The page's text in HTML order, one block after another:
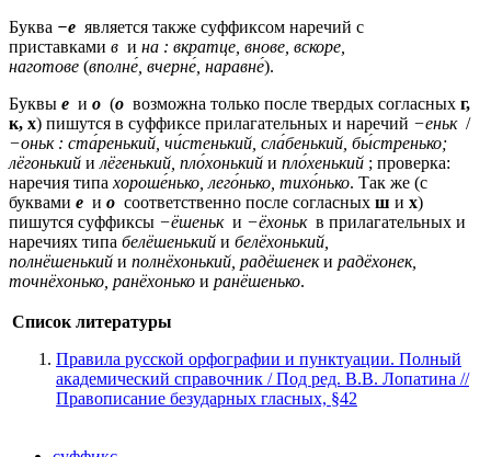
Буква −е является также суффиксом наречий с
приставками в и на : вкратце, внове, вскоре,
наготове (вполне́, вчерне́, наравне́).
Буквы е и о (о возможна только после твердых согласных г,
к, х) пишутся в суффиксе прилагательных и наречий −еньк /
−оньк : ста́ренький, чи́стенький, сла́бенький, бы́стренько;
лёгонький и лёгенький, пло́хонький и пло́хенький ; проверка:
наречия типа хороше́нько, лего́нько, тихо́нько. Так же (с
буквами е и о соответственно после согласных ш и х)
пишутся суффиксы −ёшеньк и −ёхоньк в прилагательных и
наречиях типа белёшенький и белёхонький,
полнёшенький и полнёхонький, радёшенеки радёхонек,
точнёхонько, ранёхонько и ранёшенько.
Список литературы
Правила русской орфографии и пунктуации. Полный
академический справочник / Под ред. В.В. Лопатина //
Правописание безударных гласных, §42